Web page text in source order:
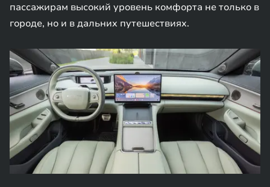
пассажирам высокий уровень комфорта не только в
городе, но и в дальних путешествиях.